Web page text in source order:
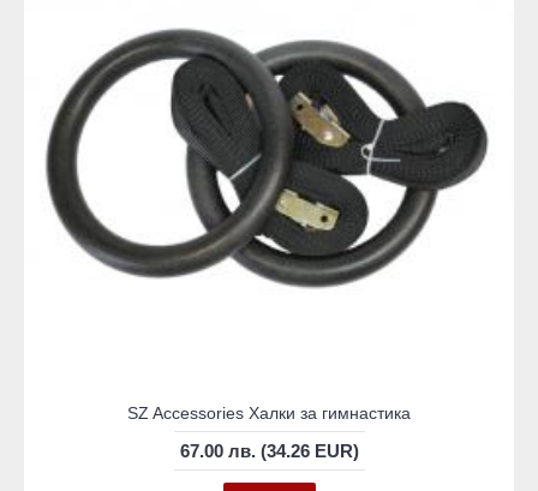
SZ Accessories Халки за гимнастика
67.00 лв. (34.26 EUR)